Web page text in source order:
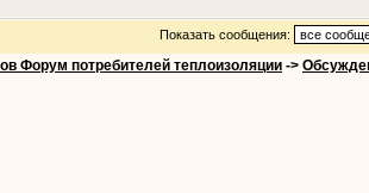
Показать сообщения:
Форум потребителей теплоизоляции ->